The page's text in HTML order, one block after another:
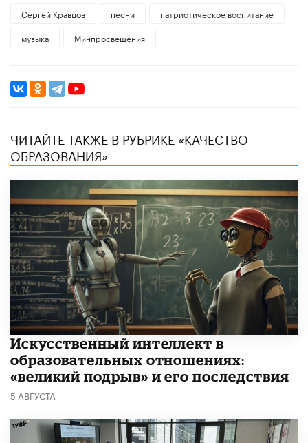
Сергей Кравцов
песни
патриотическое воспитание
музыка
Минпросвещения
ЧИТАЙТЕ ТАКЖЕ В РУБРИКЕ «КАЧЕСТВО
ОБРАЗОВАНИЯ»
​Искусственный интеллект в
образовательных отношениях:
«великий подрыв» и его последствия
5 АВГУСТА